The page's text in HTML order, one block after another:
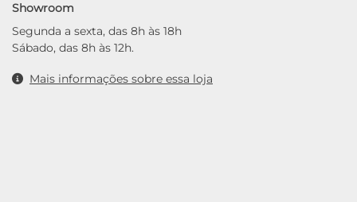
Showroom
Segunda a sexta, das 8h às 18h
Sábado, das 8h às 12h.
Mais informações sobre essa loja